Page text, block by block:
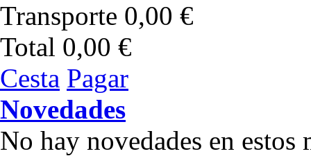
Transporte 0,00 €
Total 0,00 €
Cesta Pagar
Novedades
No hay novedades en estos